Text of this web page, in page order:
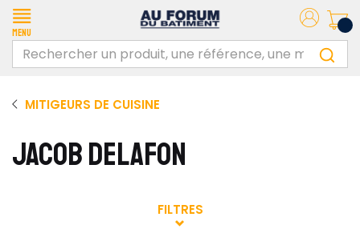
Menu
MITIGEURS DE CUISINE
JACOB DELAFON
FILTRES